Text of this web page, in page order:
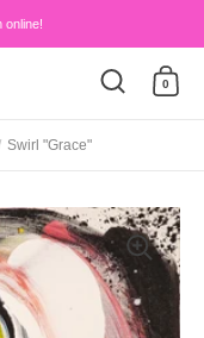
online!
0
Swirl "Grace"